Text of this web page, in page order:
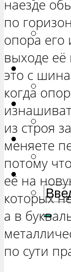
Гранта
Ока
Ларгус
наезде
по
опора
выходе её
это с
когда
из строя
меняете
потому
её на
которых
а в
по сути